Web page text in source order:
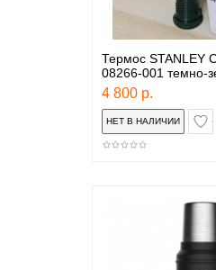
Термос STANLEY
08266-001 темно-
4 800 р.